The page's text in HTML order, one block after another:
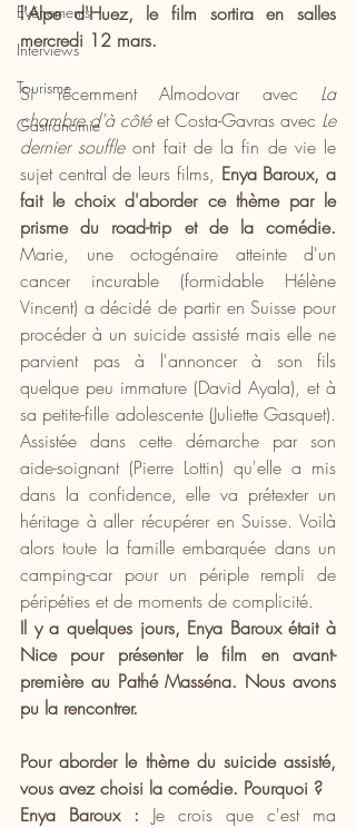
Evénements
Interviews
Tourisme
Gastronomie
l'Alpe d'Huez, le film sortira en salles
mercredi 12 mars.
Si récemment Almodovar avec La
chambre d'à côté et Costa-Gavras avec Le
dernier souffle ont fait de la fin de vie le
sujet central de leurs films, Enya Baroux, a
fait le choix d'aborder ce thème par le
prisme du road-trip et de la comédie.
Marie, une octogénaire atteinte d'un
cancer incurable (formidable Hélène
Vincent) a décidé de partir en Suisse pour
procéder à un suicide assisté mais elle ne
parvient pas à l'annoncer à son fils
quelque peu immature (David Ayala), et à
sa petite-fille adolescente (Juliette Gasquet).
Assistée dans cette démarche par son
aide-soignant (Pierre Lottin) qu'elle a mis
dans la confidence, elle va prétexter un
héritage à aller récupérer en Suisse. Voilà
alors toute la famille embarquée dans un
camping-car pour un périple rempli de
péripéties et de moments de complicité.
Il y a quelques jours, Enya Baroux était à
Nice pour présenter le film en avant-
première au Pathé Masséna. Nous avons
pu la rencontrer.
Pour aborder le thème du suicide assisté,
vous avez choisi la comédie. Pourquoi ?
Enya Baroux : Je crois que c'est ma